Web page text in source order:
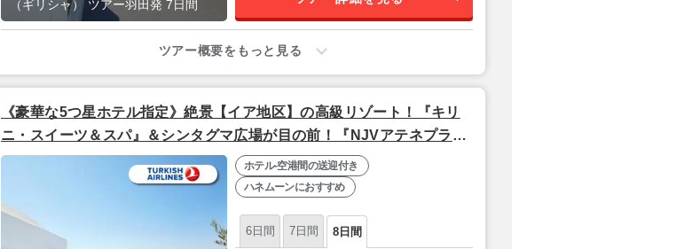
（ギリシャ） ツアー羽田発 7日間
ツアー概要をもっと見る
《豪華な5つ星ホテル指定》絶景【イア地区】の高級リゾート！『キリ
ニ・スイーツ＆スパ』＆シンタグマ広場が目の前！『NJVアテネプラ
ザ』憧れのサントリーニと世界遺産の都アテネ周遊8日間【羽田夜発/タ
ーキッシュエアラインズ利用】
ホテル-空港間の送迎付き
ハネムーンにおすすめ
6日間 7日間 8日間